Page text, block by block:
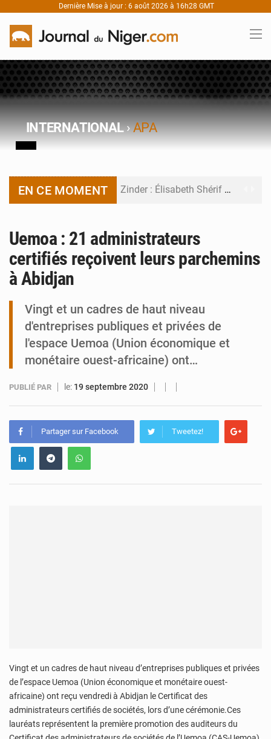
Dernière Mise à jour : 6 août 2026 à 16h28 GMT
INTERNATIONAL›APA
EN CE MOMENT Zinder : Élisabeth Shérif visite l’école Birni Garçon
Uemoa : 21 administrateurs
certifiés reçoivent leurs parchemins
à Abidjan
Vingt et un cadres de haut niveau
d'entreprises publiques et privées de
l'espace Uemoa (Union économique et
monétaire ouest-africaine) ont…
PUBLIÉ PAR le: 19 septembre 2020
Partager sur Facebook Tweetez!
Vingt et un cadres de haut niveau d’entreprises publiques et privées
de l’espace Uemoa (Union économique et monétaire ouest-
africaine) ont reçu vendredi à Abidjan le Certificat des
administrateurs certifiés de sociétés, lors d’une cérémonie.Ces
lauréats représentent la première promotion des auditeurs du